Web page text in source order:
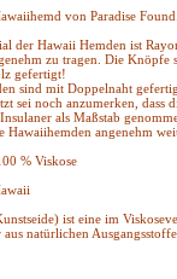
von Paradise
der Hawaii Hemden ist
zu tragen. Die Knöpfe
gefertigt!
sind mit Doppelnaht
sei noch anzumerken, dass
als Maßstab
Hawaiihemden angenehm
% Viskose
ist eine im
aus natürlichen